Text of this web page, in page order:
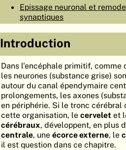
Epissage neuronal et
synaptiques
Introduction
Dans l'encéphale primitif, comme
les neurones (substance grise)
autour du canal épendymaire
prolongements, les axones
en périphérie. Si le tronc cérébral
cette organisation, le cervelet et
cérébraux, développent, en plus
centrale, une écorce externe, le
il est question dans ce chapitre.